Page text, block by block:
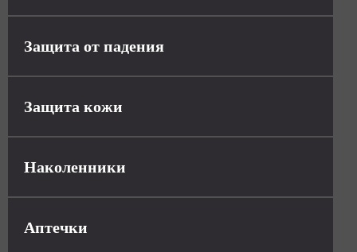
Защита от падения
Защита кожи
Наколенники
Аптечки